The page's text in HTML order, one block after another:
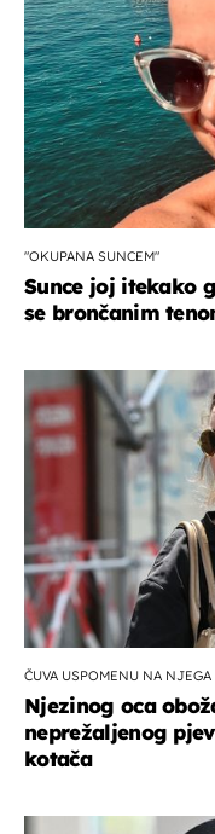
"OKUPANA SUNCEM"
Sunce joj itekako
se brončanim
ČUVA USPOMENU NA NJEGA
Njezinog oca
neprežaljenog
kotača